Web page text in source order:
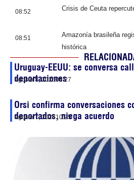
08:52 Crisis de Ceuta
08:51
Amazonía brasileña
histórica
Uruguay-EEUU: se conversa
deportaciones
agosto 8, 202608:27
Orsi confirma conversaciones
deportados, niega acuerdo
agosto 7, 202610:25